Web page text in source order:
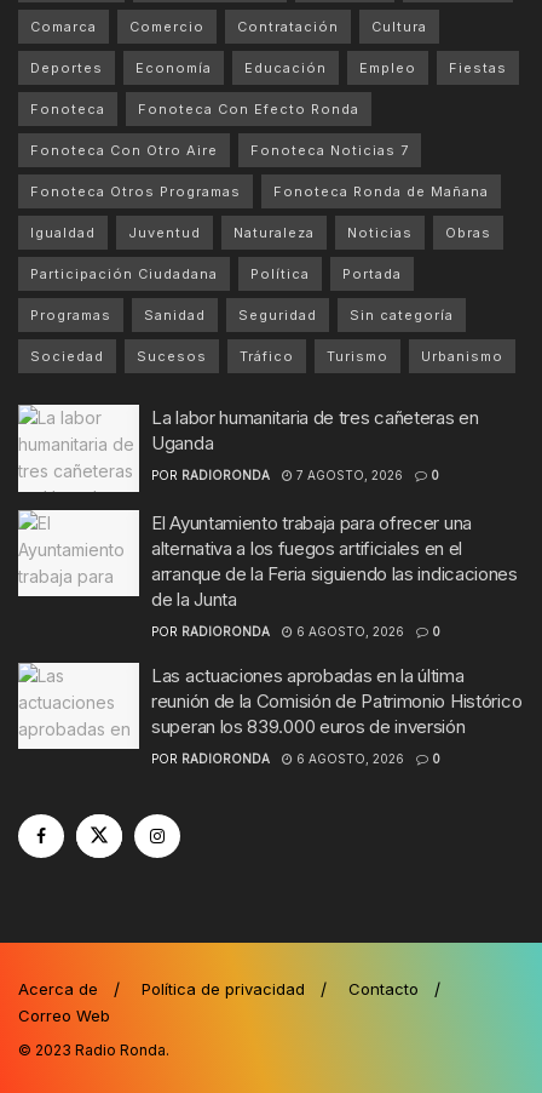
Comarca Comercio Contratación Cultura
Deportes Economía Educación Empleo Fiestas
Fonoteca Fonoteca Con Efecto Ronda
Fonoteca Con Otro Aire Fonoteca Noticias 7
Fonoteca Otros Programas Fonoteca Ronda de Mañana
Igualdad Juventud Naturaleza Noticias Obras
Participación Ciudadana Política Portada
Programas Sanidad Seguridad Sin categoría
Sociedad Sucesos Tráfico Turismo Urbanismo
La labor humanitaria de tres cañeteras en
Uganda
POR RADIORONDA 7 AGOSTO, 2026 0
El Ayuntamiento trabaja para ofrecer una
alternativa a los fuegos artificiales en el
arranque de la Feria siguiendo las indicaciones
de la Junta
POR RADIORONDA 6 AGOSTO, 2026 0
Las actuaciones aprobadas en la última
reunión de la Comisión de Patrimonio Histórico
superan los 839.000 euros de inversión
POR RADIORONDA 6 AGOSTO, 2026 0
Acerca de Política de privacidad
Contacto
Correo Web
© 2023 Radio Ronda.